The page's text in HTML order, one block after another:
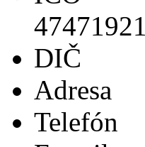
47471921
DIČ
Adresa
Telefón